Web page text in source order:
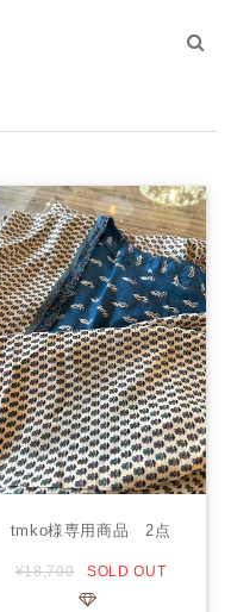
tmko様専用商品 2点
¥18,700 SOLD OUT